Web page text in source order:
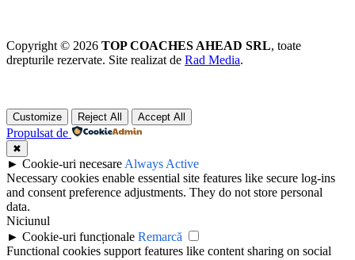
Copyright © 2026 TOP COACHES AHEAD SRL, toate
drepturile rezervate. Site realizat de Rad Media.
Customize Reject All Accept All
Propulsat de
✖
► Cookie-uri necesare Always Active
Necessary cookies enable essential site features like secure log-ins
and consent preference adjustments. They do not store personal
data.
Niciunul
► Cookie-uri funcționale Remarcă
Functional cookies support features like content sharing on social